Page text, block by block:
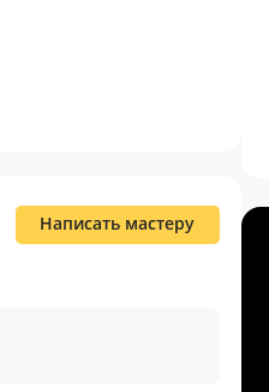
Написать мастеру